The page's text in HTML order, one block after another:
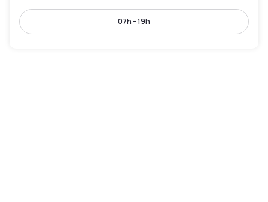
07h - 19h